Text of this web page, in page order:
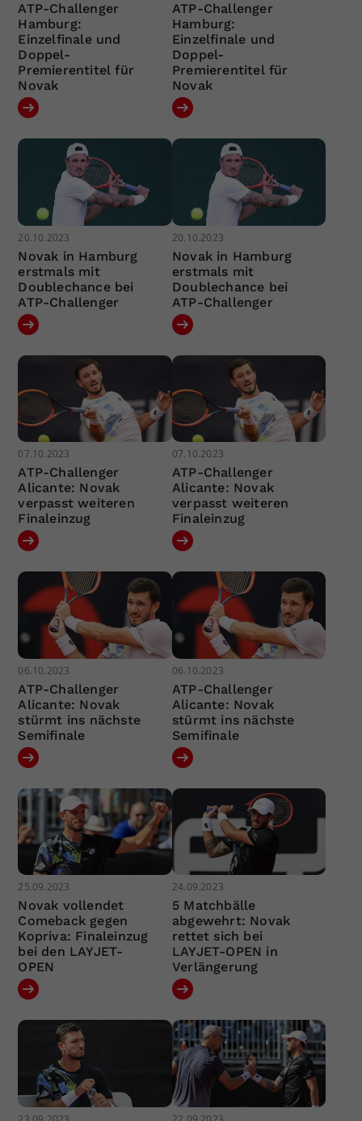
ATP-Challenger
Hamburg:
Einzelfinale und
Doppel-
Premierentitel für
Novak
ATP-Challenger
Hamburg:
Einzelfinale und
Doppel-
Premierentitel für
Novak
20.10.2023
Novak in Hamburg
erstmals mit
Doublechance bei
ATP-Challenger
20.10.2023
Novak in Hamburg
erstmals mit
Doublechance bei
ATP-Challenger
07.10.2023
ATP-Challenger
Alicante: Novak
verpasst weiteren
Finaleinzug
07.10.2023
ATP-Challenger
Alicante: Novak
verpasst weiteren
Finaleinzug
06.10.2023
ATP-Challenger
Alicante: Novak
stürmt ins nächste
Semifinale
06.10.2023
ATP-Challenger
Alicante: Novak
stürmt ins nächste
Semifinale
25.09.2023
Novak vollendet
Comeback gegen
Kopriva: Finaleinzug
bei den LAYJET-
OPEN
24.09.2023
5 Matchbälle
abgewehrt: Novak
rettet sich bei
LAYJET-OPEN in
Verlängerung